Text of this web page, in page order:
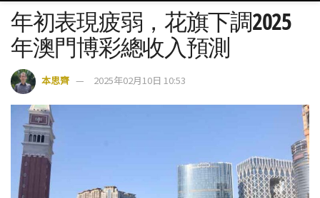
年初表現疲弱，花旗下調2025
年澳門博彩總收入預測
本思齊 2025年02月10日 10:53